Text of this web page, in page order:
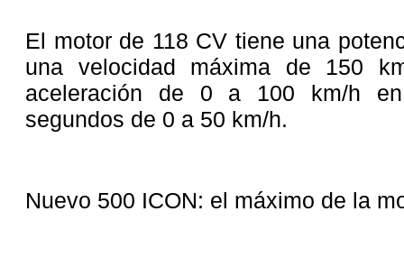
El motor de 118 CV tiene una
una velocidad máxima de 150
aceleración de 0 a 100 km/h
segundos de 0 a 50 km/h.
Nuevo 500 ICON: el máximo de la